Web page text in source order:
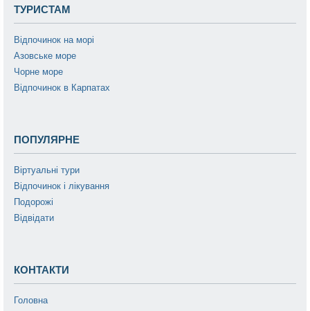
ТУРИСТАМ
Відпочинок на морі
Азовське море
Чорне море
Відпочинок в Карпатах
ПОПУЛЯРНЕ
Віртуальні тури
Відпочинок і лікування
Подорожі
Відвідати
КОНТАКТИ
Головна